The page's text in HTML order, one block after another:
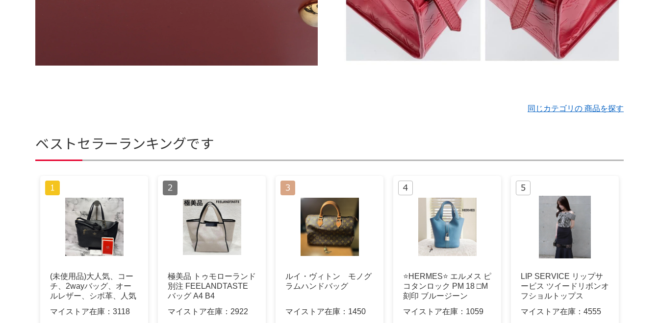
同じカテゴリの 商品を探す
ベストセラーランキングです
(未使用品)大人気、コー
チ、2wayバッグ、オー
ルレザー、シボ革、人気
マイストア在庫： 3118
極美品 トゥモローランド
別注 FEELANDTASTE
バッグ A4 B4
マイストア在庫： 2922
ルイ・ヴィトン モノグ
ラムハンドバッグ
マイストア在庫： 1450
⭐HERMES⭐ エルメス ピ
コタンロック PM 18 □M
刻印 ブルージーン
マイストア在庫： 1059
LIP SERVICE リップサ
ービス ツイードリボンオ
フショルトップス
マイストア在庫： 4555